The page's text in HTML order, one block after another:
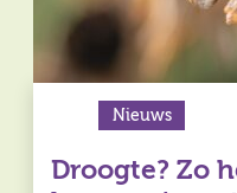
Nieuws
Droogte? Zo